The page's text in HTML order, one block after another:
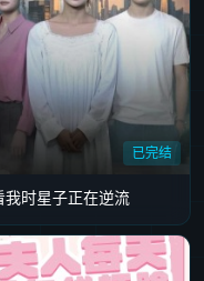
已完结
我时星子正在逆流